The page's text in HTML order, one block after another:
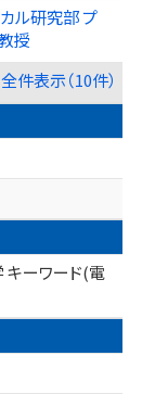
ル研究部 プ
授
全件表示（10件）
キーワード(電